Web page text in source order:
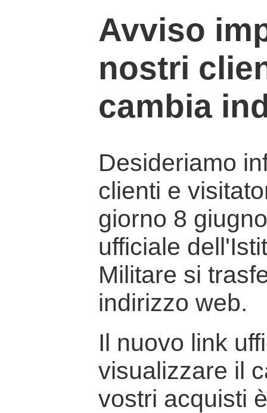
Avviso
nostri
cambia
Desideriamo
clienti e
giorno 8
ufficiale
Militare si
indirizzo web.
Il nuovo link
visualizzare il
vostri acquisti